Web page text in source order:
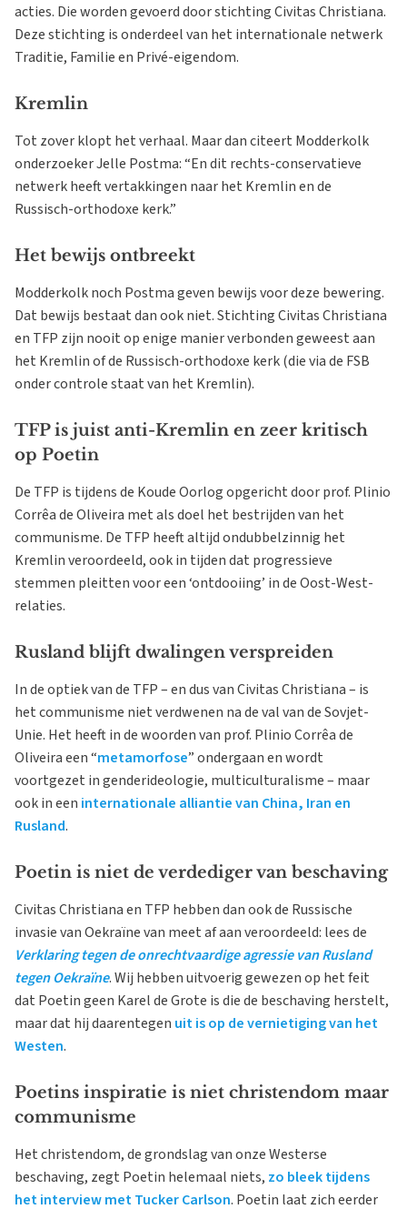
acties. Die worden gevoerd door stichting Civitas Christiana.
Deze stichting is onderdeel van het internationale netwerk
Traditie, Familie en Privé-eigendom.
Kremlin
Tot zover klopt het verhaal. Maar dan citeert Modderkolk
onderzoeker Jelle Postma: “En dit rechts-conservatieve
netwerk heeft vertakkingen naar het Kremlin en de
Russisch-orthodoxe kerk.”
Het bewijs ontbreekt
Modderkolk noch Postma geven bewijs voor deze bewering.
Dat bewijs bestaat dan ook niet. Stichting Civitas Christiana
en TFP zijn nooit op enige manier verbonden geweest aan
het Kremlin of de Russisch-orthodoxe kerk (die via de FSB
onder controle staat van het Kremlin).
TFP is juist anti-Kremlin en zeer kritisch
op Poetin
De TFP is tijdens de Koude Oorlog opgericht door prof. Plinio
Corrêa de Oliveira met als doel het bestrijden van het
communisme. De TFP heeft altijd ondubbelzinnig het
Kremlin veroordeeld, ook in tijden dat progressieve
stemmen pleitten voor een ‘ontdooiing’ in de Oost-West-
relaties.
Rusland blijft dwalingen verspreiden
In de optiek van de TFP – en dus van Civitas Christiana – is
het communisme niet verdwenen na de val van de Sovjet-
Unie. Het heeft in de woorden van prof. Plinio Corrêa de
Oliveira een “metamorfose” ondergaan en wordt
voortgezet in genderideologie, multiculturalisme – maar
ook in een internationale alliantie van China, Iran en
Rusland.
Poetin is niet de verdediger van beschaving
Civitas Christiana en TFP hebben dan ook de Russische
invasie van Oekraïne van meet af aan veroordeeld: lees de
Verklaring tegen de onrechtvaardige agressie van Rusland
tegen Oekraïne. Wij hebben uitvoerig gewezen op het feit
dat Poetin geen Karel de Grote is die de beschaving herstelt,
maar dat hij daarentegen uit is op de vernietiging van het
Westen.
Poetins inspiratie is niet christendom maar
communisme
Het christendom, de grondslag van onze Westerse
beschaving, zegt Poetin helemaal niets, zo bleek tijdens
het interview met Tucker Carlson. Poetin laat zich eerder